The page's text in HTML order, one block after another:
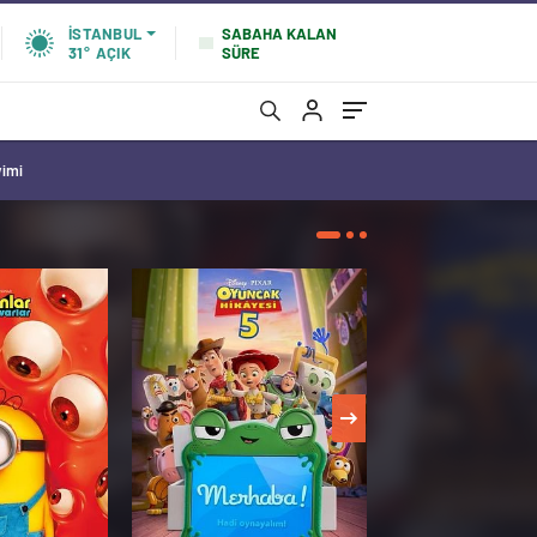
İSTANBUL
31° AÇIK
SABAHA KALAN
SÜRE